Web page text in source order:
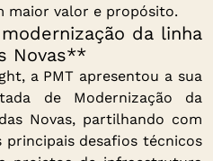
maior valor e propósito.
da linha
Novas**
a PMT apresentou a sua
de Modernização da
Novas, partilhando com
principais desafios técnicos